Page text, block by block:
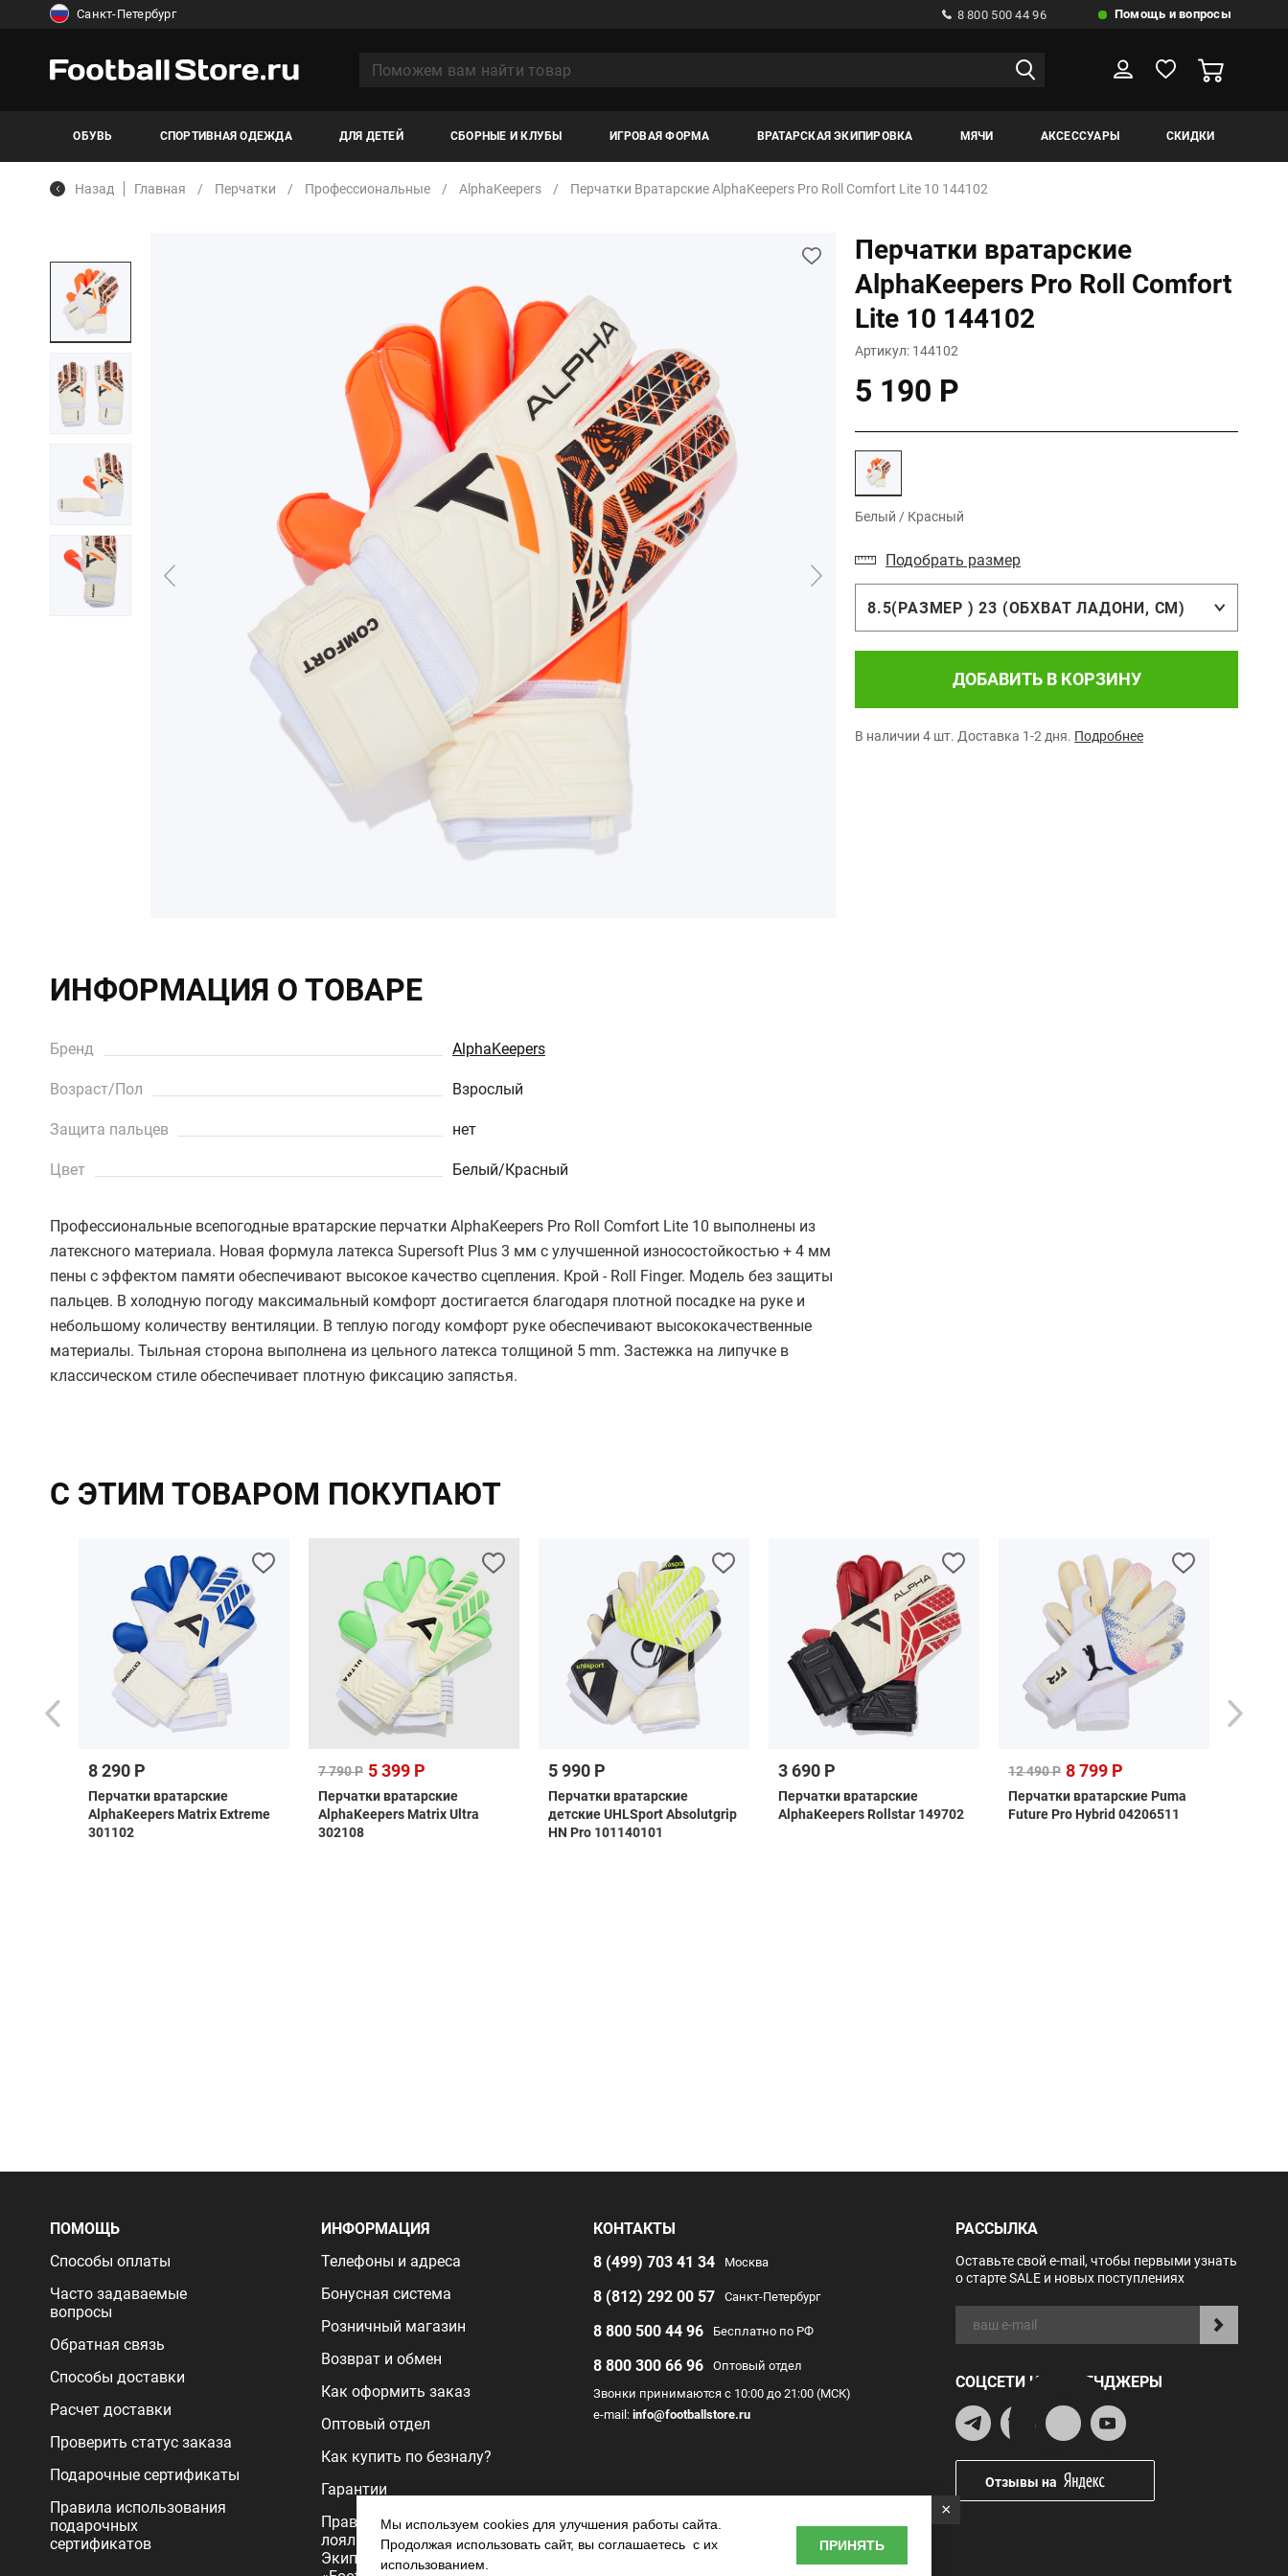
Санкт-Петербург 8 800 500 44 96 Помощь и вопросы
ОБУВЬ СПОРТИВНАЯ ОДЕЖДА ДЛЯ ДЕТЕЙ СБОРНЫЕ И КЛУБЫ ИГРОВАЯ ФОРМА ВРАТАРСКАЯ ЭКИПИРОВКА МЯЧИ АКСЕССУАРЫ СКИДКИ
Назад Главная Перчатки Профессиональные AlphaKeepers Перчатки Вратарские AlphaKeepers Pro Roll Comfort Lite 10 144102
Перчатки вратарские
AlphaKeepers Pro Roll Comfort
Lite 10 144102
Артикул: 144102
5 190 Р
Белый / Красный
Подобрать размер
8.5(РАЗМЕР ) 23 (ОБХВАТ ЛАДОНИ, СМ)
ДОБАВИТЬ В КОРЗИНУ
В наличии 4 шт. Доставка 1-2 дня. Подробнее
ИНФОРМАЦИЯ О ТОВАРЕ
Бренд AlphaKeepers
Возраст/Пол Взрослый
Защита пальцев нет
Цвет Белый/Красный
Профессиональные всепогодные вратарские перчатки AlphaKeepers Pro Roll Comfort Lite 10 выполнены из
латексного материала. Новая формула латекса Supersoft Plus 3 мм с улучшенной износостойкостью + 4 мм
пены с эффектом памяти обеспечивают высокое качество сцепления. Крой - Roll Finger. Модель без защиты
пальцев. В холодную погоду максимальный комфорт достигается благодаря плотной посадке на руке и
небольшому количеству вентиляции. В теплую погоду комфорт руке обеспечивают высококачественные
материалы. Тыльная сторона выполнена из цельного латекса толщиной 5 mm. Застежка на липучке в
классическом стиле обеспечивает плотную фиксацию запястья.
С ЭТИМ ТОВАРОМ ПОКУПАЮТ
8 290 Р
Перчатки вратарские
AlphaKeepers Matrix Extreme
301102
7 790 Р 5 399 Р
Перчатки вратарские
AlphaKeepers Matrix Ultra
302108
5 990 Р
Перчатки вратарские
детские UHLSport Absolutgrip
HN Pro 101140101
3 690 Р
Перчатки вратарские
AlphaKeepers Rollstar 149702
12 490 Р 8 799 Р
Перчатки вратарские Puma
Future Pro Hybrid 04206511
ПОМОЩЬ
Способы оплаты
Часто задаваемые
вопросы
Обратная связь
Способы доставки
Расчет доставки
Проверить статус заказа
Подарочные сертификаты
Правила использования
подарочных
сертификатов
ИНФОРМАЦИЯ
Телефоны и адреса
Бонусная система
Розничный магазин
Возврат и обмен
Как оформить заказ
Оптовый отдел
Как купить по безналу?
Гарантии
Правила программы
лояльности
Экипировочного центра
КОНТАКТЫ
8 (499) 703 41 34
Москва
8 (812) 292 00 57 Санкт-Петербург
8 800 500 44 96 Бесплатно по РФ
8 800 300 66 96
Оптовый отдел
Звонки принимаются с 10:00 до 21:00 (МСК)
e-mail: info@footballstore.ru
РАССЫЛКА
Оставьте свой e-mail, чтобы первыми узнать
о старте SALE и новых поступлениях
СОЦСЕТИ И МЕССЕНДЖЕРЫ
Отзывы на
×
Мы используем cookies для улучшения работы сайта.
Продолжая использовать сайт, вы соглашаетесь с их
использованием.
ПРИНЯТЬ